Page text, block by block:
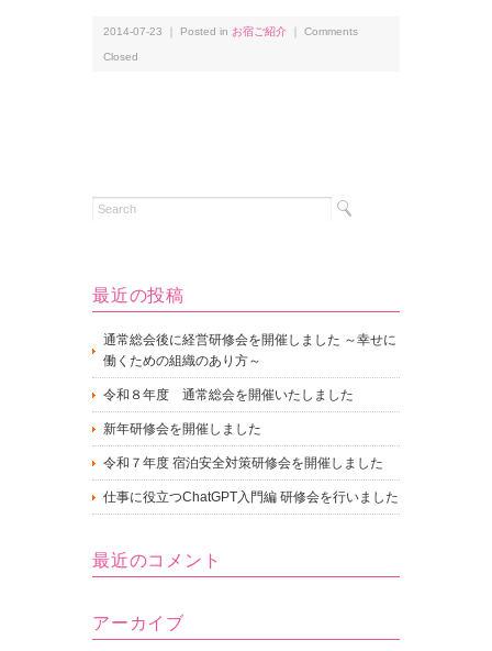
2014-07-23 ｜ Posted in お宿ご紹介 Comments
Closed
最近の投稿
通常総会後に経営研修会を開催しました ～幸せに
働くための組織のあり方～
令和８年度 通常総会を開催いたしました
新年研修会を開催しました
令和７年度 宿泊安全対策研修会を開催しました
仕事に役立つChatGPT入門編 研修会を行いました
最近のコメント
アーカイブ